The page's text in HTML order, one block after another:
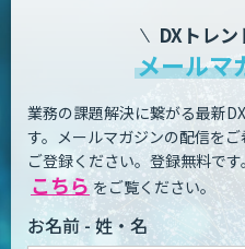
DXトレ
メールマ
業務の課題解決に繋がる最新
す。 メールマガジンの配信を
ご登録ください。登録無料です。
こちら をご覧ください。
お名前 - 姓・名